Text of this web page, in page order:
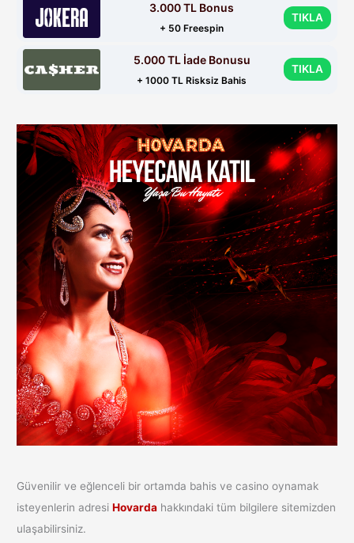
3.000 TL Bonus
+ 50 Freespin
TIKLA
5.000 TL İade Bonusu
+ 1000 TL Risksiz Bahis
TIKLA
Güvenilir ve eğlenceli bir ortamda bahis ve casino oynamak
isteyenlerin adresiHovarda hakkındaki tüm bilgilere sitemizden
ulaşabilirsiniz.